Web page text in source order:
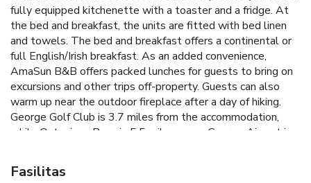
fully equipped kitchenette with a toaster and a fridge. At
the bed and breakfast, the units are fitted with bed linen
and towels. The bed and breakfast offers a continental or
full English/Irish breakfast. As an added convenience,
AmaSun B&B offers packed lunches for guests to bring on
excursions and other trips off-property. Guests can also
warm up near the outdoor fireplace after a day of hiking.
George Golf Club is 3.7 miles from the accommodation,
while Outeniqua Pass is 5.5 miles away. George Airport is
Fasilitas